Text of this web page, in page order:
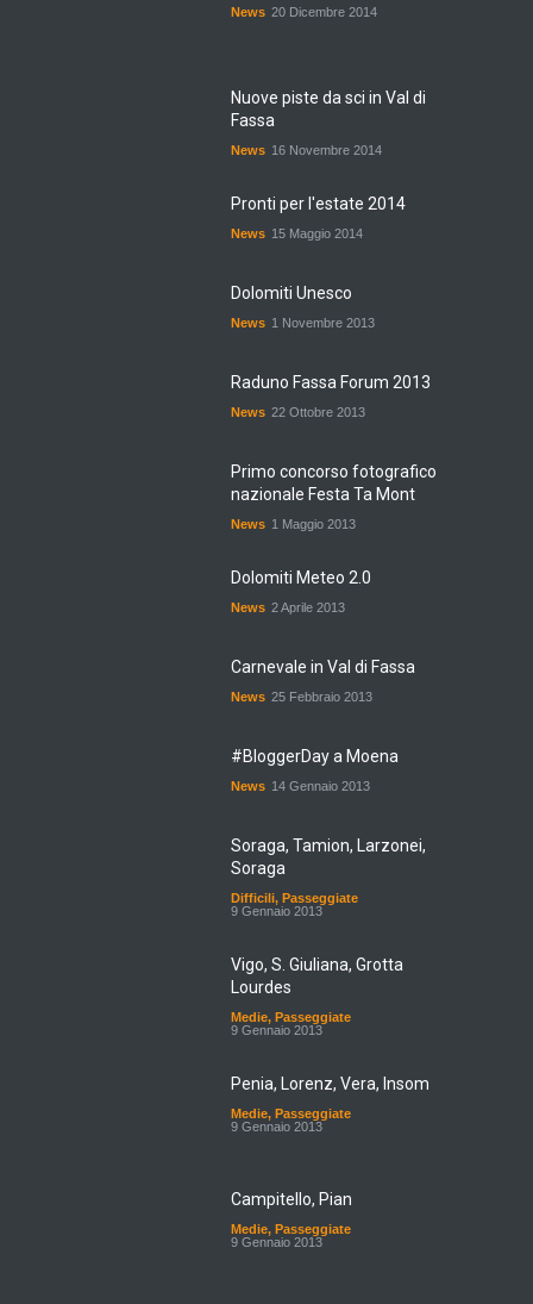
News 20 Dicembre 2014
Nuove piste da sci in Val di
Fassa
News 16 Novembre 2014
Pronti per l'estate 2014
News 15 Maggio 2014
Dolomiti Unesco
News 1 Novembre 2013
Raduno Fassa Forum 2013
News 22 Ottobre 2013
Primo concorso fotografico
nazionale Festa Ta Mont
News 1 Maggio 2013
Dolomiti Meteo 2.0
News 2 Aprile 2013
Carnevale in Val di Fassa
News 25 Febbraio 2013
#BloggerDay a Moena
News 14 Gennaio 2013
Soraga, Tamion, Larzonei,
Soraga
Difficili, Passeggiate
9 Gennaio 2013
Vigo, S. Giuliana, Grotta
Lourdes
Medie, Passeggiate
9 Gennaio 2013
Penia, Lorenz, Vera, Insom
Medie, Passeggiate
9 Gennaio 2013
Campitello, Pian
Medie, Passeggiate
9 Gennaio 2013